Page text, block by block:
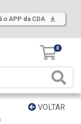
o APP da CDA
0
VOLTAR